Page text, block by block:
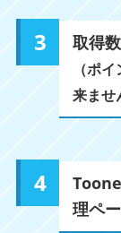
取得
（ポ
来ませ
理ペ